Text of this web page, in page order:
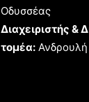
Οδυσσέας
Διαχειριστής &
τομέα: